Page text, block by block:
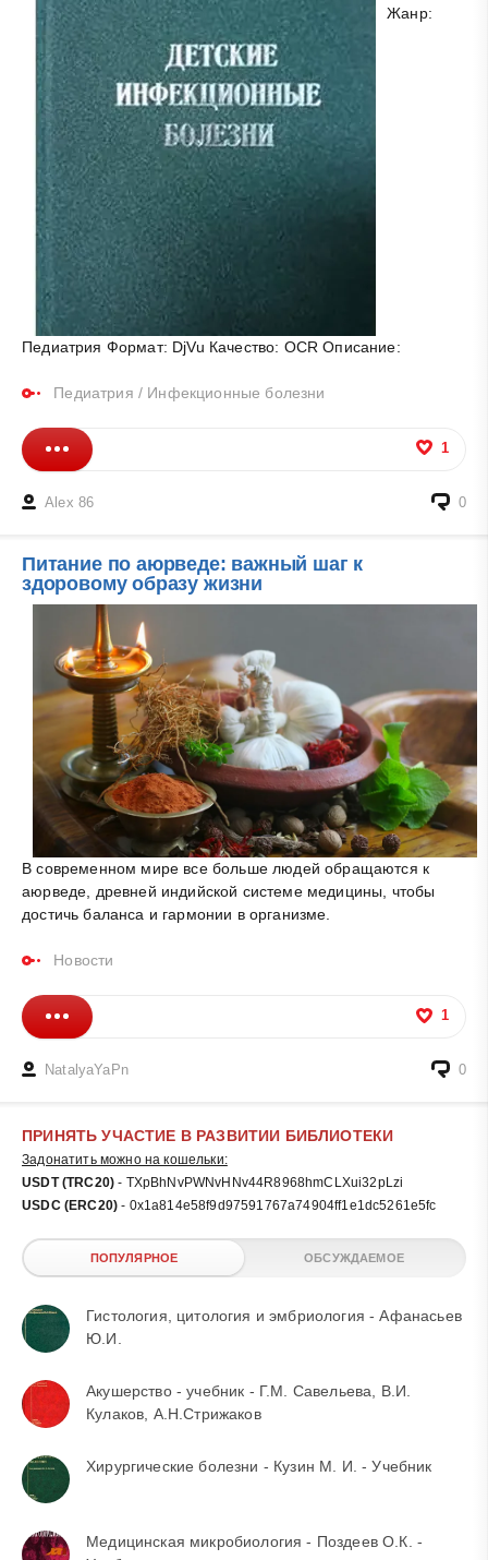
Жанр:
Педиатрия Формат: DjVu Качество: OCR Описание:
Педиатрия / Инфекционные болезни
1
Alex 86 0
Питание по аюрведе: важный шаг к
здоровому образу жизни
В современном мире все больше людей обращаются к
аюрведе, древней индийской системе медицины, чтобы
достичь баланса и гармонии в организме.
Новости
1
NatalyaYaPn 0
ПРИНЯТЬ УЧАСТИЕ В РАЗВИТИИ БИБЛИОТЕКИ
Задонатить можно на кошельки:
USDT (TRC20) - TXpBhNvPWNvHNv44R8968hmCLXui32pLzi
USDC (ERC20) - 0x1a814e58f9d97591767a74904ff1e1dc5261e5fc
ПОПУЛЯРНОЕ ОБСУЖДАЕМОЕ
Гистология, цитология и эмбриология - Афанасьев
Ю.И.
Акушерство - учебник - Г.М. Савельева, В.И.
Кулаков, А.Н.Стрижаков
Хирургические болезни - Кузин М. И. - Учебник
Медицинская микробиология - Поздеев О.К. -